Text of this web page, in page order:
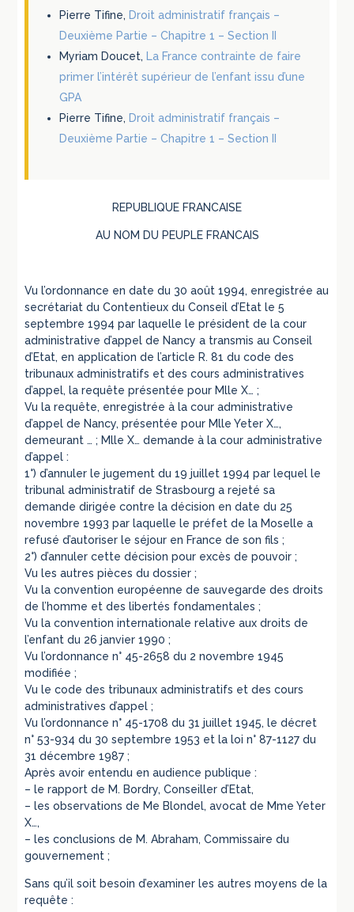
Pierre Tifine, Droit administratif français –
Deuxième Partie – Chapitre 1 – Section II
Myriam Doucet, La France contrainte de faire
primer l’intérêt supérieur de l’enfant issu d’une
GPA
Pierre Tifine, Droit administratif français –
Deuxième Partie – Chapitre 1 – Section II
REPUBLIQUE FRANCAISE
AU NOM DU PEUPLE FRANCAIS
Vu l’ordonnance en date du 30 août 1994, enregistrée au
secrétariat du Contentieux du Conseil d’Etat le 5
septembre 1994 par laquelle le président de la cour
administrative d’appel de Nancy a transmis au Conseil
d’Etat, en application de l’article R. 81 du code des
tribunaux administratifs et des cours administratives
d’appel, la requête présentée pour Mlle X… ;
Vu la requête, enregistrée à la cour administrative
d’appel de Nancy, présentée pour Mlle Yeter X…,
demeurant … ; Mlle X… demande à la cour administrative
d’appel :
1°) d’annuler le jugement du 19 juillet 1994 par lequel le
tribunal administratif de Strasbourg a rejeté sa
demande dirigée contre la décision en date du 25
novembre 1993 par laquelle le préfet de la Moselle a
refusé d’autoriser le séjour en France de son fils ;
2°) d’annuler cette décision pour excès de pouvoir ;
Vu les autres pièces du dossier ;
Vu la convention européenne de sauvegarde des droits
de l’homme et des libertés fondamentales ;
Vu la convention internationale relative aux droits de
l’enfant du 26 janvier 1990 ;
Vu l’ordonnance n° 45-2658 du 2 novembre 1945
modifiée ;
Vu le code des tribunaux administratifs et des cours
administratives d’appel ;
Vu l’ordonnance n° 45-1708 du 31 juillet 1945, le décret
n° 53-934 du 30 septembre 1953 et la loi n° 87-1127 du
31 décembre 1987 ;
Après avoir entendu en audience publique :
– le rapport de M. Bordry, Conseiller d’Etat,
– les observations de Me Blondel, avocat de Mme Yeter
X…,
– les conclusions de M. Abraham, Commissaire du
gouvernement ;
Sans qu’il soit besoin d’examiner les autres moyens de la
requête :